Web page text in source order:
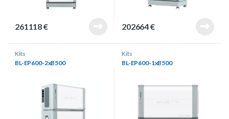
261118€ 202664€
Kits
BL-EP600-2xB500
Kits
BL-EP600-1xB500